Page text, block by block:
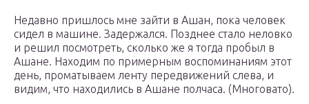
Недавно пришлось мне зайти в Ашан, пока человек
сидел в машине. Задержался. Позднее стало неловко
и решил посмотреть, сколько же я тогда пробыл в
Ашане. Находим по примерным воспоминаниям этот
день, проматываем ленту передвижений слева, и
видим, что находились в Ашане полчаса. (Многовато).